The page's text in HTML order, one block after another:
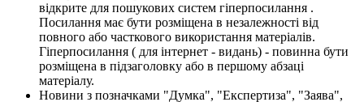
відкрите для пошукових систем гіперпосилання .
Посилання має бути розміщена в незалежності від
повного або часткового використання матеріалів.
Гіперпосилання ( для інтернет - видань) - повинна бути
розміщена в підзаголовку або в першому абзаці
матеріалу.
Новини з позначками "Думка", "Експертиза", "Заява",